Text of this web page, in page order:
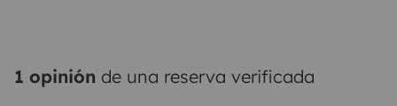
1 opinión de una reserva verificada